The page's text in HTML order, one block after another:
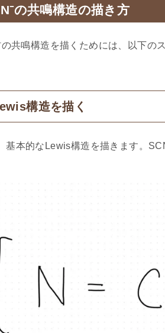
の共鳴構造の描き方
の共鳴構造を描くためには、以下の
構造を描く
基本的なLewis構造を描きます。